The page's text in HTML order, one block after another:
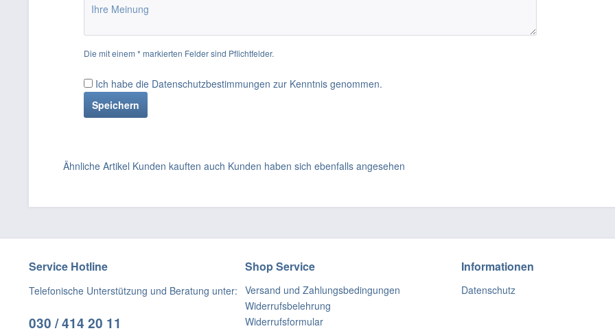
Die mit einem * markierten Felder sind Pflichtfelder.
Ich habe die Datenschutzbestimmungen zur Kenntnis genommen.
Speichern
Ähnliche Artikel Kunden kauften auch Kunden haben sich ebenfalls angesehen
Service Hotline
Telefonische Unterstützung und Beratung unter:
030 / 414 20 11
Shop Service
Versand und Zahlungsbedingungen
Widerrufsbelehrung
Widerrufsformular
Informationen
Datenschutz